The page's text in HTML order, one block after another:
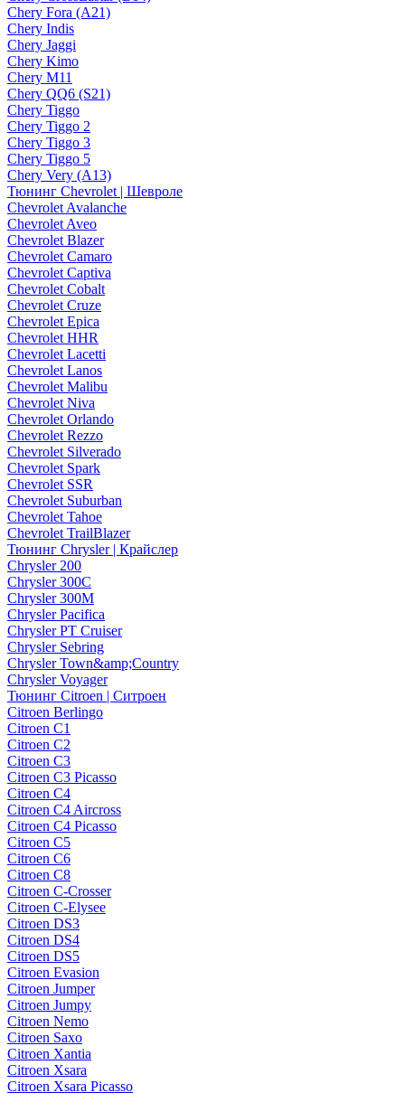
Chery Fora (A21)
Chery Indis
Chery Jaggi
Chery Kimo
Chery M11
Chery QQ6 (S21)
Chery Tiggo
Chery Tiggo 2
Chery Tiggo 3
Chery Tiggo 5
Chery Very (A13)
Тюнинг Chevrolet | Шевроле
Chevrolet Avalanche
Chevrolet Aveo
Chevrolet Blazer
Chevrolet Camaro
Chevrolet Captiva
Chevrolet Cobalt
Chevrolet Cruze
Chevrolet Epica
Chevrolet HHR
Chevrolet Lacetti
Chevrolet Lanos
Chevrolet Malibu
Chevrolet Niva
Chevrolet Orlando
Chevrolet Rezzo
Chevrolet Silverado
Chevrolet Spark
Chevrolet SSR
Chevrolet Suburban
Chevrolet Tahoe
Chevrolet TrailBlazer
Тюнинг Chrysler | Крайслер
Chrysler 200
Chrysler 300C
Chrysler 300M
Chrysler Pacifica
Chrysler PT Cruiser
Chrysler Sebring
Chrysler Town&amp;Country
Chrysler Voyager
Тюнинг Citroen | Ситроен
Citroen Berlingo
Citroen C1
Citroen C2
Citroen C3
Citroen C3 Picasso
Citroen C4
Citroen C4 Aircross
Citroen C4 Picasso
Citroen C5
Citroen C6
Citroen C8
Citroen C-Crosser
Citroen C-Elysee
Citroen DS3
Citroen DS4
Citroen DS5
Citroen Evasion
Citroen Jumper
Citroen Jumpy
Citroen Nemo
Citroen Saxo
Citroen Xantia
Citroen Xsara
Citroen Xsara Picasso